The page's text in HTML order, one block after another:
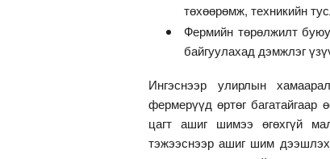
төхөөрөмж, техникийн
Фермийн төрөлжилт
байгуулахад дэмжлэг
Ингэснээр улирлын
фермерүүд өртөг багатайгаар
цагт ашиг шимээ өгөхгүй
тэжээснээр ашиг шим дээшлэх